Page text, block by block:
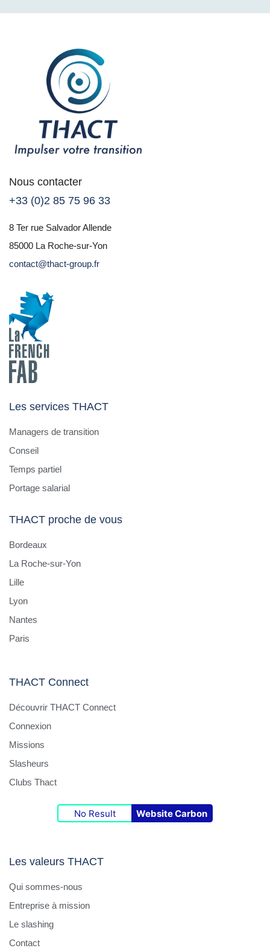
Nous contacter
+33 (0)2 85 75 96 33
8 Ter rue Salvador Allende
85000 La Roche-sur-Yon
contact@thact-group.fr
Les services THACT
Managers de transition
Conseil
Temps partiel
Portage salarial
THACT proche de vous
Bordeaux
La Roche-sur-Yon
Lille
Lyon
Nantes
Paris
THACT Connect
Découvrir THACT Connect
Connexion
Missions
Slasheurs
Clubs Thact
No Result Website Carbon
Les valeurs THACT
Qui sommes-nous
Entreprise à mission
Le slashing
Contact